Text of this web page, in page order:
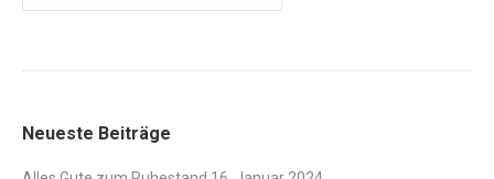
und
Neueste Beiträge